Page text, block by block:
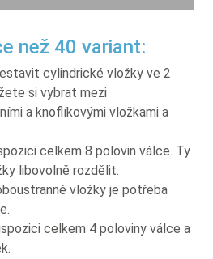
než 40 variant:
cylindrické vložky ve 2
si vybrat mezi
a knoflíkovými vložkami a
celkem 8 polovin válce. Ty
libovolně rozdělit.
vložky je potřeba
celkem 4 poloviny válce a